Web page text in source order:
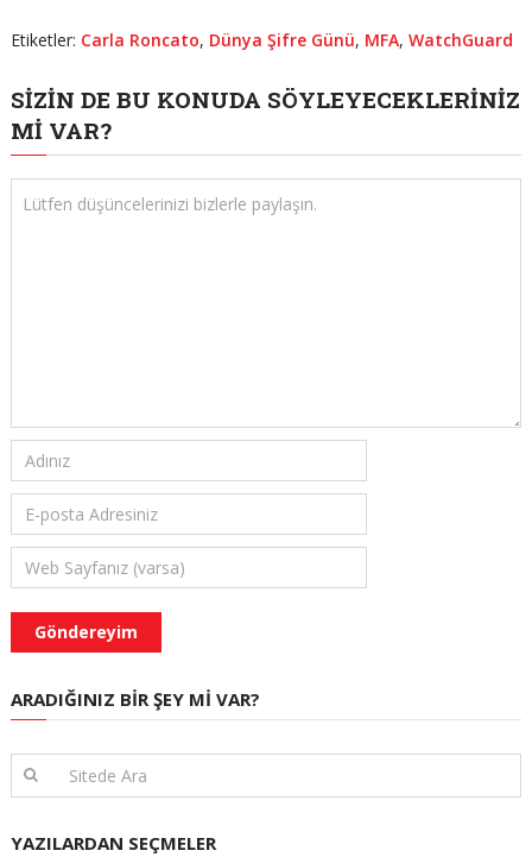
Etiketler: Carla Roncato, Dünya Şifre Günü, MFA, WatchGuard
SIZIN DE BU KONUDA SÖYLEYECEKLERINIZ
MI VAR?
ARADIĞINIZ BIR ŞEY MI VAR?
YAZILARDAN SEÇMELER